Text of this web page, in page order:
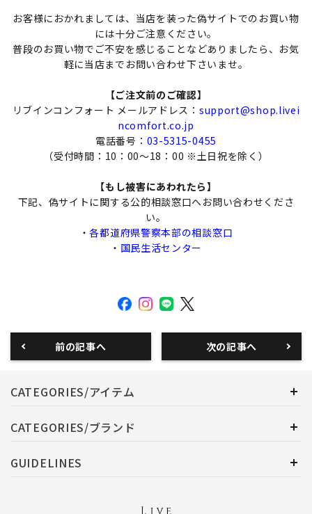
お客様におかれましては、当店を装った偽サイトでのお買い物
には十分ご注意ください。
普段のお買い物でご不安を感じることなどありましたら、お気
軽に当店までお問い合わせ下さいませ。
【ご注文前のご確認】
リブインコンフォート メールアドレス： support@shop.livei
ncomfort.co.jp
電話番号： 03-5315-0455
（受付時間：10：00～18：00 ※土日祝を除く）
【もし被害にあわれたら】
下記、偽サイトに関する公的相談窓口へお問い合わせくださ
い。
・各都道府県警察本部の相談窓口
・ 国民生活センター
前の記事へ 次の記事へ
CATEGORIES/アイテム
CATEGORIES/ブランド
GUIDELINES